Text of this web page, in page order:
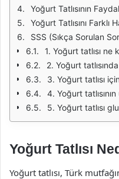
Yoğurt Tatlısının
Yoğurt Tatlısını Farklı
SSS (Sıkça Sorulan
1. Yoğurt tatlısı ne
2. Yoğurt
3. Yoğurt tatlısı
4. Yoğurt tatlısının
5. Yoğurt tatlısı
Yoğurt Tatlısı
Yoğurt tatlısı, Türk